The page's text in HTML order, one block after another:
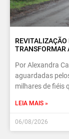
TRANSFORMAR
Por Alexandra
aguardadas
milhares de fiéis
LEIA MAIS »
06/08/2026